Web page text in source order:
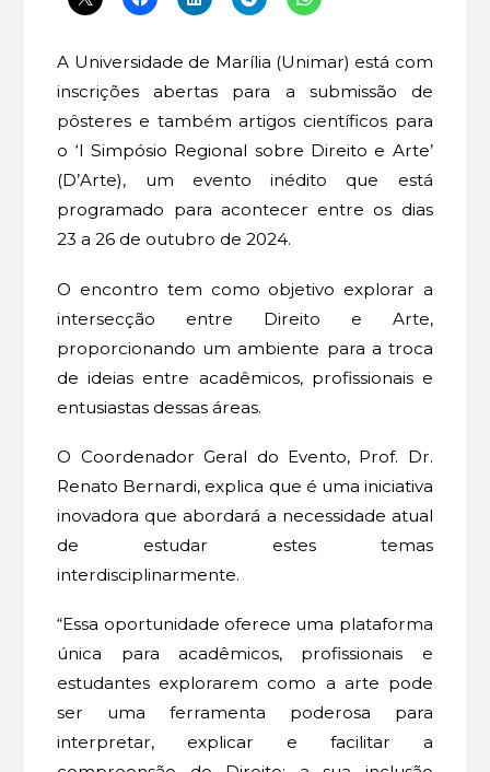
A Universidade de Marília (Unimar) está com
inscrições abertas para a submissão de
pôsteres e também artigos científicos para
o ‘I Simpósio Regional sobre Direito e Arte’
(D’Arte), um evento inédito que está
programado para acontecer entre os dias
23 a 26 de outubro de 2024.
O encontro tem como objetivo explorar a
intersecção entre Direito e Arte,
proporcionando um ambiente para a troca
de ideias entre acadêmicos, profissionais e
entusiastas dessas áreas.
O Coordenador Geral do Evento, Prof. Dr.
Renato Bernardi, explica que é uma iniciativa
inovadora que abordará a necessidade atual
de estudar estes temas
interdisciplinarmente.
“Essa oportunidade oferece uma plataforma
única para acadêmicos, profissionais e
estudantes explorarem como a arte pode
ser uma ferramenta poderosa para
interpretar, explicar e facilitar a